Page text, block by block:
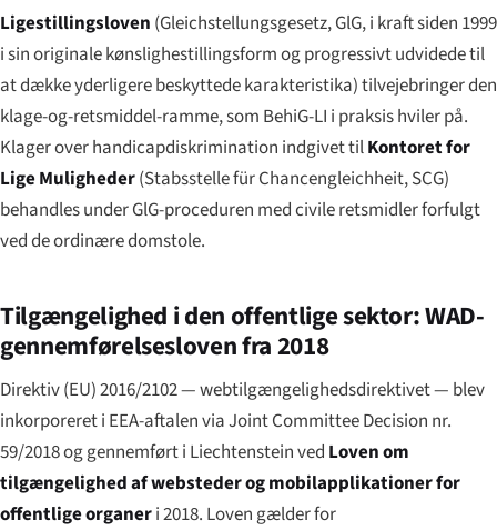
Ligestillingsloven (Gleichstellungsgesetz, GlG, i kraft siden 1999
i sin originale kønslighestillings­form og progressivt udvidede til
at dække yderligere beskyttede karakteristika) tilvejebringer den
klage-og-retsmiddel-ramme, som BehiG-LI i praksis hviler på.
Klager over handicapdiskrimination indgivet tilKontoret for
Lige Muligheder(Stabsstelle für Chancengleichheit, SCG)
behandles under GlG-proceduren med civile retsmidler forfulgt
ved de ordinære domstole.
Tilgængelighed i den offentlige sektor: WAD-
gennemførel­sesloven fra 2018
Direktiv (EU) 2016/2102 — webtilgængelighedsdirektivet — blev
inkorporeret i EEA-aftalen via Joint Committee Decision nr.
59/2018 og gennemført i Liechtenstein ved Loven om
tilgængelighed af websteder og mobilapplikationer for
offentlige organeri 2018. Loven gælder for